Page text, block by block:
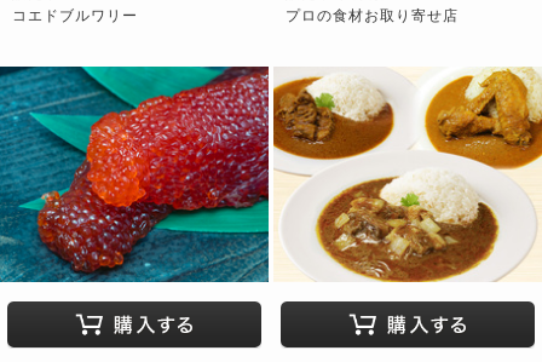
コエドブルワリー
プロの食材お取り寄せ店